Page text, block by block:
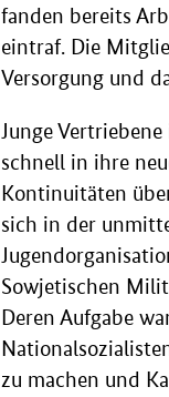
fanden bereits
eintraf. Die
Versorgung und
Junge
schnell in ihre
Kontinuitäten
sich in der
Sowjetischen
Deren Aufgabe
zu machen und